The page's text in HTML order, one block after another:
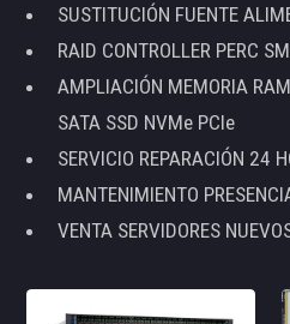
SUSTITUCIÓN FUENTE
RAID CONTROLLER PERC
AMPLIACIÓN MEMORIA
SATA SSD NVMe PCIe
SERVICIO REPARACIÓN 24
MANTENIMIENTO
VENTA SERVIDORES